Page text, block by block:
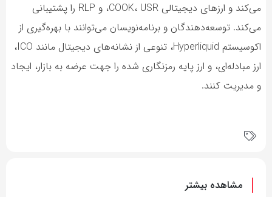
می‌کند و ارزهای دیجیتالی COOK، USR، و RLP را پشتیبانی
می‌کند. توسعه‌دهندگان و برنامه‌نویسان می‌توانند با بهره‌گیری از
اکوسیستم Hyperliquid، تنوعی از نشانه‌های دیجیتال مانند ICO،
ارز مبادله‌ای، و ارز پایه رمزنگاری شده را جهت عرضه به بازار، ایجاد
و مدیریت کنند.
مشاهده بیشتر